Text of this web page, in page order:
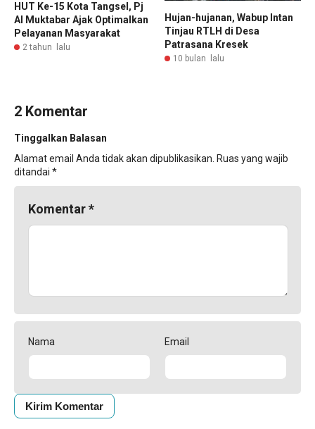
HUT Ke-15 Kota Tangsel, Pj
Al Muktabar Ajak Optimalkan
Pelayanan Masyarakat
2 tahun lalu
Hujan-hujanan, Wabup Intan
Tinjau RTLH di Desa
Patrasana Kresek
10 bulan lalu
2 Komentar
Tinggalkan Balasan
Alamat email Anda tidak akan dipublikasikan. Ruas yang wajib
ditandai *
Komentar*
Nama Email